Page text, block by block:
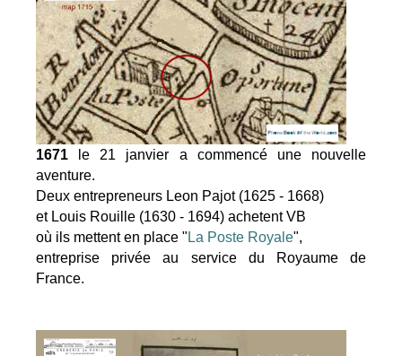
1671 le 21 janvier a commencé une nouvelle
aventure.
Deux entrepreneurs Leon Pajot (1625 - 1668)
et Louis Rouille (1630 - 1694) achetent VB
où ils mettent en place " La Poste Royale",
entreprise privée au service du Royaume de
France.